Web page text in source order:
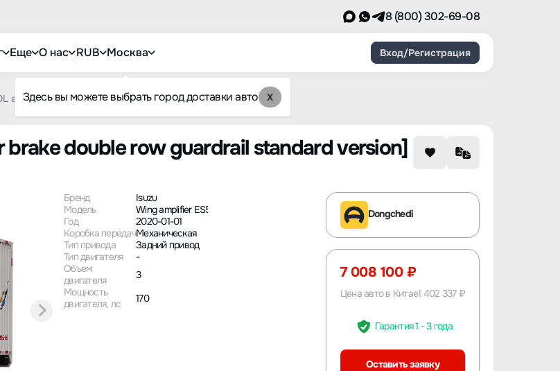
8 (800) 302-69-08
Еще О нас RUB Москва
Здесь вы можете выбрать город доставки авто X
Вход/Регистрация
air brake double row guardrail standard version
brake double row guardrail standard version]
Бренд
Isuzu
Модель
Wing amplifier ES5
Год
2020-01-01
Коробка передачМеханическая
Тип привода
Задний привод
Тип двигателя
-
Объем
двигателя
3
Мощность
двигателя, лс
170
Dongchedi
7 008 100 ₽
Цена авто в Китае1 402 337 ₽
Гарантия 1 - 3 года
Оставить заявку